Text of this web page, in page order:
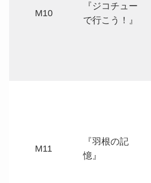
M10
『ジコチュー
で行こう！』
M11
『羽根の記
憶』